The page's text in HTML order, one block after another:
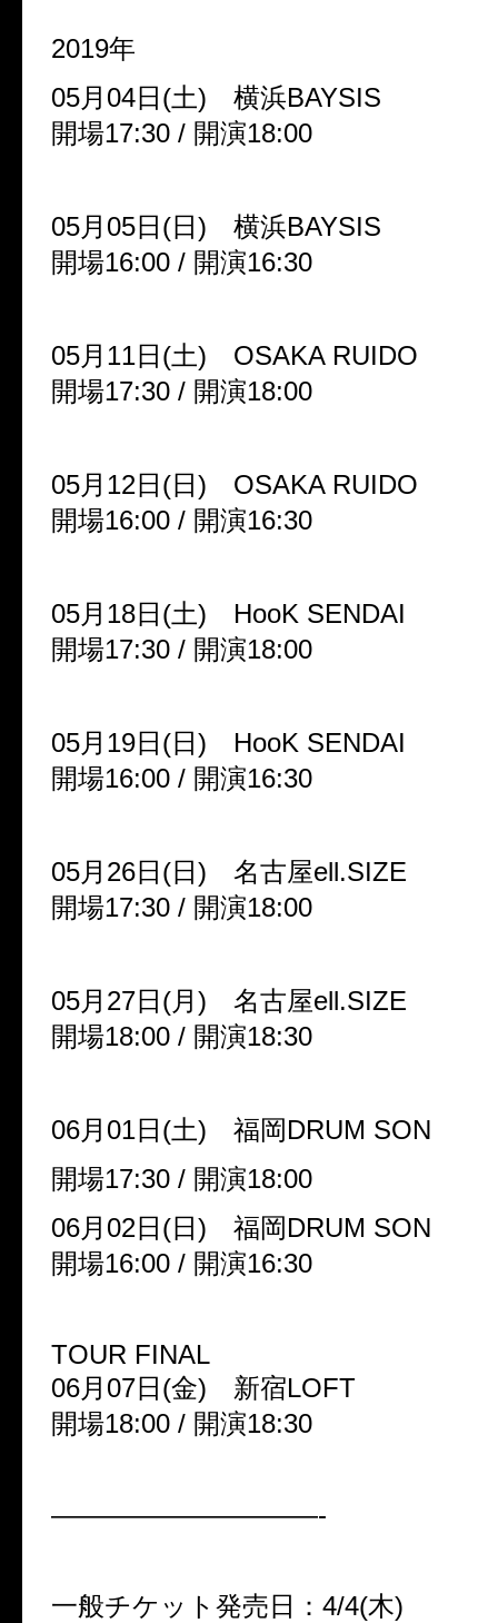
2019年
05月04日(土) 横浜BAYSIS
開場17:30 / 開演18:00
05月05日(日) 横浜BAYSIS
開場16:00 / 開演16:30
05月11日(土) OSAKA RUIDO
開場17:30 / 開演18:00
05月12日(日) OSAKA RUIDO
開場16:00 / 開演16:30
05月18日(土) HooK SENDAI
開場17:30 / 開演18:00
05月19日(日) HooK SENDAI
開場16:00 / 開演16:30
05月26日(日) 名古屋ell.SIZE
開場17:30 / 開演18:00
05月27日(月) 名古屋ell.SIZE
開場18:00 / 開演18:30
06月01日(土) 福岡DRUM SON
開場17:30 / 開演18:00
06月02日(日) 福岡DRUM SON
開場16:00 / 開演16:30
TOUR FINAL
06月07日(金) 新宿LOFT
開場18:00 / 開演18:30
——————————-
一般チケット発売日：4/4(木)